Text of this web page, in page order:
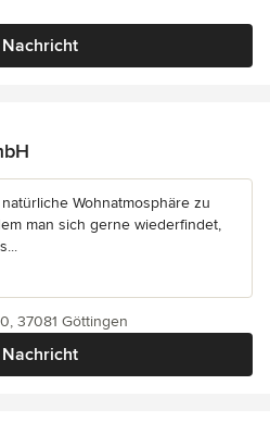
Nachricht
Wohnatmosphäre zu
man sich gerne wiederfindet,
Nachricht
37081 Göttingen